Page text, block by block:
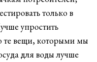
только в
упростить
те вещи, которыми мы
для воды лучше